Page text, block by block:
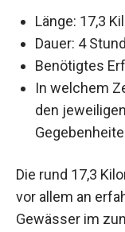
Länge: 17,3
Dauer: 4
Benötigtes
In welchem
den
Die rund 17,3
vor allem an
Gewässer im